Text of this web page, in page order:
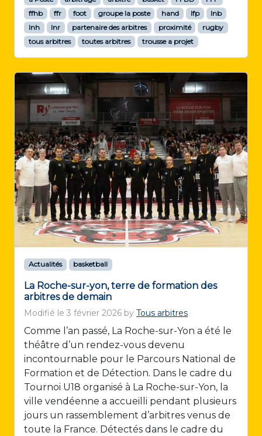
ffhb
ffr foot groupe la poste hand lfp
lnb
lnh
lnr partenaire des arbitres proximité
rugby
tous arbitres
toutes arbitres trousse a projet
Actualités basketball
La Roche-sur-yon, terre de formation des
arbitres de demain
Modifié le 3 février 2026 by Tous arbitres
Comme l’an passé, La Roche-sur-Yon a été le
théâtre d’un rendez-vous devenu
incontournable pour le Parcours National de
Formation et de Détection. Dans le cadre du
Tournoi U18 organisé à La Roche-sur-Yon, la
ville vendéenne a accueilli pendant plusieurs
jours un rassemblement d’arbitres venus de
toute la France. Détectés dans le cadre du